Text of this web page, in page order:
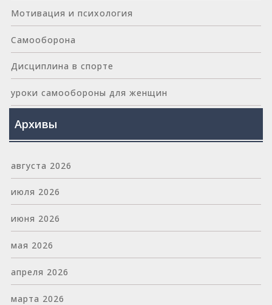
Мотивация и психология
Самооборона
Дисциплина в спорте
уроки самообороны для женщин
Архивы
августа 2026
июля 2026
июня 2026
мая 2026
апреля 2026
марта 2026